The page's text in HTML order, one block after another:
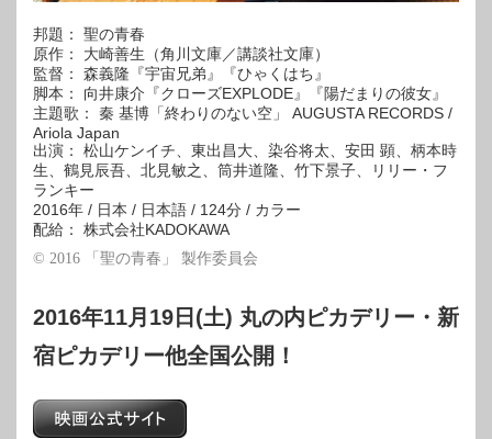
邦題： 聖の青春
原作： 大崎善生（角川文庫／講談社文庫）
監督： 森義隆『宇宙兄弟』『ひゃくはち』
脚本： 向井康介『クローズEXPLODE』『陽だまりの彼女』
主題歌： 秦 基博「終わりのない空」 AUGUSTA RECORDS /
Ariola Japan
出演： 松山ケンイチ、東出昌大、染谷将太、安田 顕、柄本時
生、鶴見辰吾、北見敏之、筒井道隆、竹下景子、リリー・フ
ランキー
2016年 / 日本 / 日本語 / 124分 / カラー
配給： 株式会社KADOKAWA
© 2016 「聖の青春」 製作委員会
2016年11月19日(土) 丸の内ピカデリー・新
宿ピカデリー他全国公開！